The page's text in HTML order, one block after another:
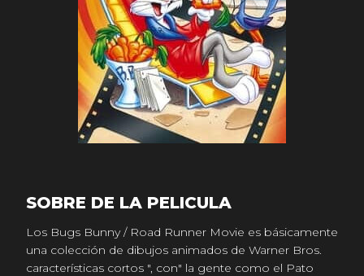
SOBRE DE LA PELICULA
Los Bugs Bunny / Road Runner Movie es básicamente
una colección de dibujos animados de Warner Bros.
características cortos ", con" la gente como el Pato